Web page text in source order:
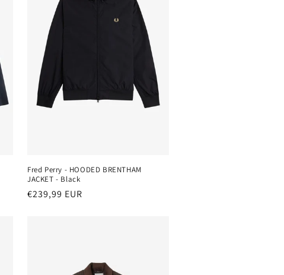
Fred Perry - HOODED BRENTHAM
JACKET - Black
Normaler
€239,99 EUR